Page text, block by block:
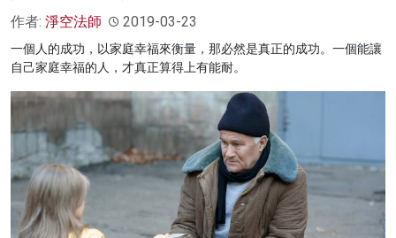
作者: 淨空法師 2019-03-23
一個人的成功，以家庭幸福來衡量，那必然是真正的成功。一個能讓
自己家庭幸福的人，才真正算得上有能耐。